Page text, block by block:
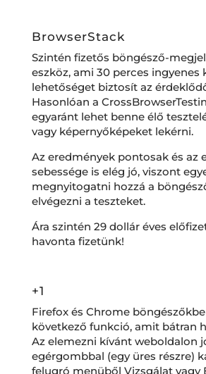
BrowserStack
Szintén fizetős böngésző-
eszköz, ami 30 perces ingyenes
lehetőséget biztosít az
Hasonlóan a
egyaránt lehet benne élő
vagy képernyőképeket lekérni.
Az eredmények pontosak és az
sebessége is elég jó, viszont
megnyitogatni hozzá a
elvégezni a teszteket.
Ára szintén 29 dollár éves
havonta fizetünk!
+1
Firefox és Chrome
következő funkció, amit bátran
Az elemezni kívánt weboldalon
egérgombbal (egy üres részre)
felugró menüből Vizsgálat vagy